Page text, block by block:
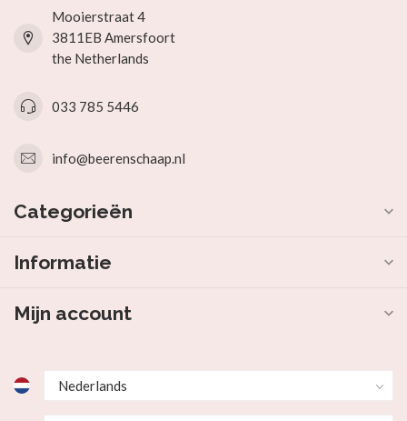
Mooierstraat 4
3811EB Amersfoort
the Netherlands
033 785 5446
info@beerenschaap.nl
Categorieën
Informatie
Mijn account